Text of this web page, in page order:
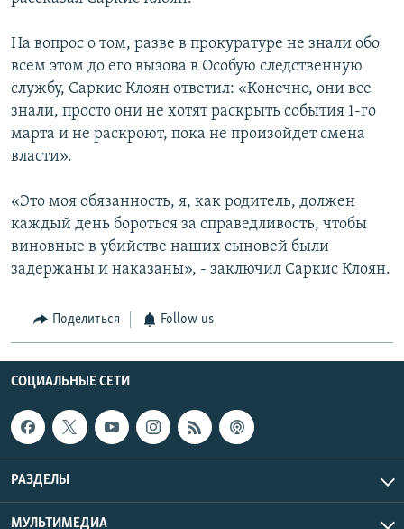
На вопрос о том, разве в прокуратуре не знали обо
всем этом до его вызова в Особую следственную
службу, Саркис Клоян ответил: «Конечно, они все
знали, просто они не хотят раскрыть события 1-го
марта и не раскроют, пока не произойдет смена
власти».
«Это моя обязанность, я, как родитель, должен
каждый день бороться за справедливость, чтобы
виновные в убийстве наших сыновей были
задержаны и наказаны», - заключил Саркис Клоян.
Поделиться Follow us
СОЦИАЛЬНЫЕ СЕТИ
РАЗДЕЛЫ
МУЛЬТИМЕДИА